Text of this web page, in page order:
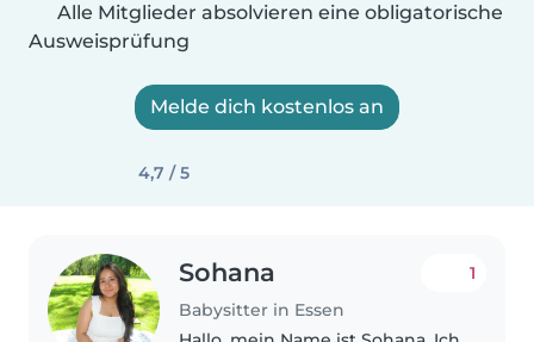
Alle Mitglieder absolvieren eine obligatorische
Ausweisprüfung
Melde dich kostenlos an
4,7 / 5
Sohana
Babysitter in Essen
1